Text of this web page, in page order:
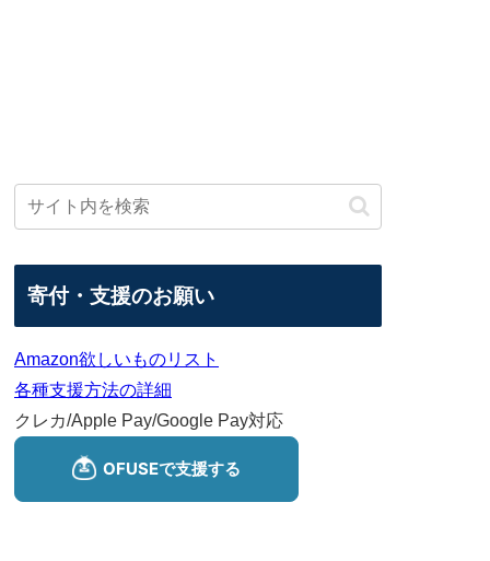
寄付・支援のお願い
Amazon欲しいものリスト
各種支援方法の詳細
クレカ/Apple Pay/Google Pay対応